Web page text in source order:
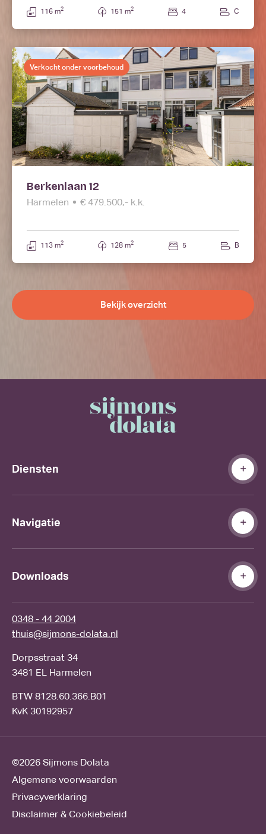
116 m2 151 m2 4 C
Verkocht onder voorbehoud
Berkenlaan 12
Harmelen € 479.500,- k.k.
113 m2 128 m2 5 B
Bekijk overzicht
Diensten
Navigatie
Downloads
0348 - 44 2004
thuis@sijmons-dolata.nl
Dorpsstraat 34
3481 EL Harmelen
BTW 8128.60.366.B01
KvK 30192957
©2026 Sijmons Dolata
Algemene voorwaarden
Privacyverklaring
Disclaimer & Cookiebeleid